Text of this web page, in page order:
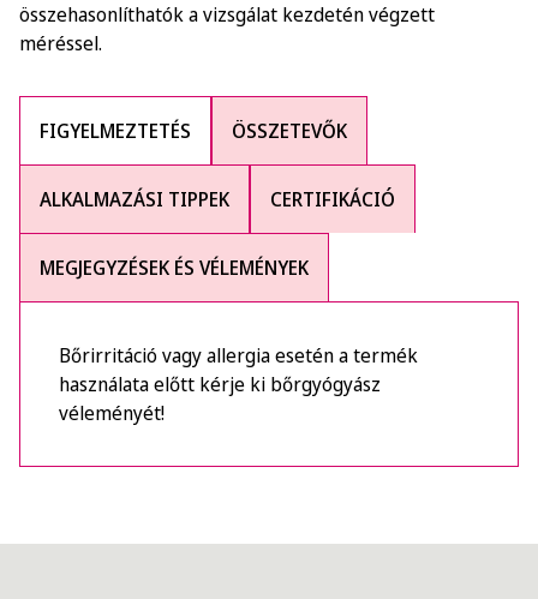
összehasonlíthatók a vizsgálat kezdetén végzett
méréssel.
FIGYELMEZTETÉS ÖSSZETEVŐK
ALKALMAZÁSI TIPPEK CERTIFIKÁCIÓ
MEGJEGYZÉSEK ÉS VÉLEMÉNYEK
Bőrirritáció vagy allergia esetén a termék
használata előtt kérje ki bőrgyógyász
véleményét!